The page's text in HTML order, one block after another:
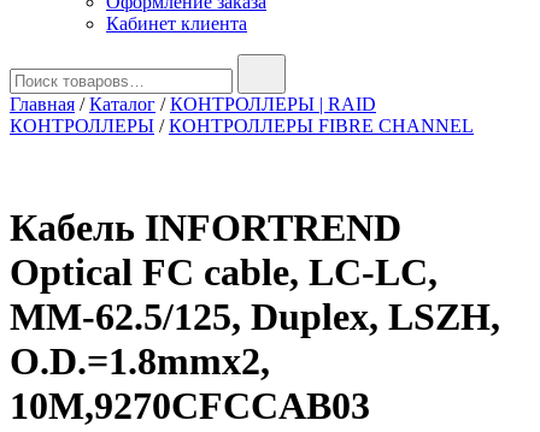
Кабинет клиента
Главная /Каталог /КОНТРОЛЛЕРЫ | RAID
КОНТРОЛЛЕРЫ /КОНТРОЛЛЕРЫ FIBRE CHANNEL
Кабель INFORTREND
Optical FC cable, LC-LC,
MM-62.5/125, Duplex, LSZH,
O.D.=1.8mmx2,
10M,9270CFCCAB03